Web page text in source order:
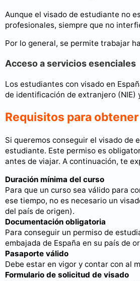
Aunque el visado de estudiante no
profesionales, siempre que no
Por lo general, se permite trabajar
Acceso a servicios esenciales
Los estudiantes con visado en
de identificación de extranjero
Requisitos para
Si queremos conseguir el visado de
estudiante. Este permiso es
antes de viajar. A continuación, te
Duración mínima del curso
Para que un curso sea válido para
ese tiempo, no es necesario un
del país de origen).
Documentación obligatoria
Para conseguir un permiso de
embajada de España en su país de
Pasaporte válido
Debe estar en vigor y contar con al
Formulario de solicitud de visado